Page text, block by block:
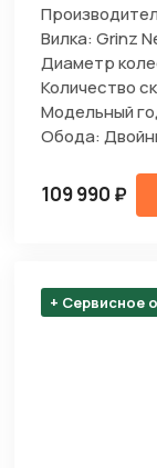
Вилка: Grinz
Диаметр
Количество
Модельный
Обода:
109 990 ₽
+ Сервисное